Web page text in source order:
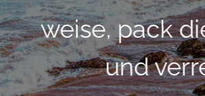
weise, pack die
und